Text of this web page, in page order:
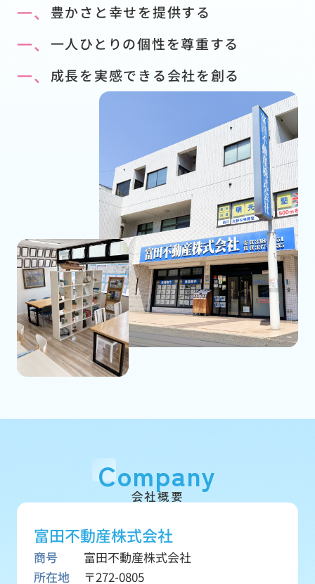
一、 豊かさと幸せを提供する
一、 一人ひとりの個性を尊重する
一、 成長を実感できる会社を創る
Company
会社概要
富田不動産株式会社
商号
富田不動産株式会社
所在地
〒272-0805